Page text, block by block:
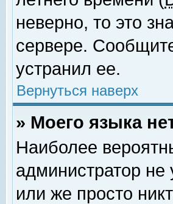
неверно, то это
сервере.
устранил ее.
Вернуться наверх
» Моего языка
Наиболее
администратор
или же просто